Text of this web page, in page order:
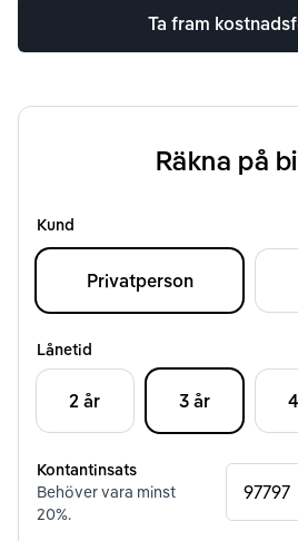
Ta fram
Räkna på
Kund
Privatperson
Lånetid
2 år 3 år
Kontantinsats
Behöver vara minst
20%.